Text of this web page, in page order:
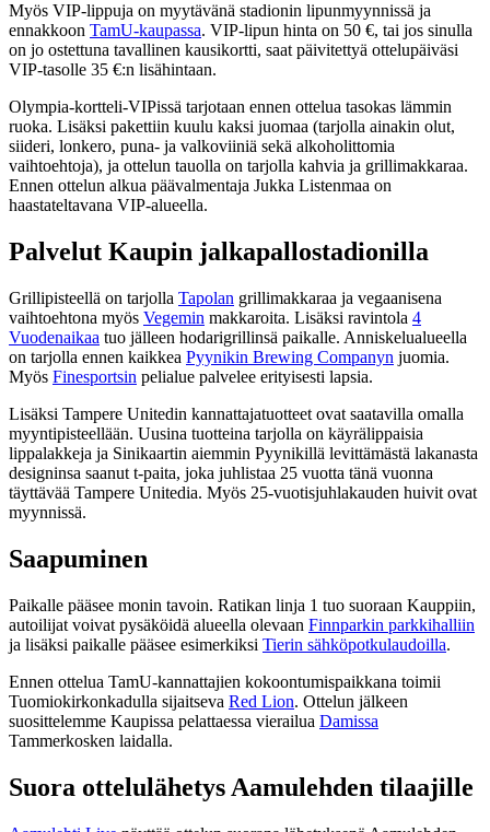
Myös VIP-lippuja on myytävänä stadionin lipunmyynnissä ja
ennakkoon TamU-kaupassa. VIP-lipun hinta on 50 €, tai jos sinulla
on jo ostettuna tavallinen kausikortti, saat päivitettyä ottelupäiväsi
VIP-tasolle 35 €:n lisähintaan.
Olympia-kortteli-VIPissä tarjotaan ennen ottelua tasokas lämmin
ruoka. Lisäksi pakettiin kuulu kaksi juomaa (tarjolla ainakin olut,
siideri, lonkero, puna- ja valkoviiniä sekä alkoholittomia
vaihtoehtoja), ja ottelun tauolla on tarjolla kahvia ja grillimakkaraa.
Ennen ottelun alkua päävalmentaja Jukka Listenmaa on
haastateltavana VIP-alueella.
Palvelut Kaupin jalkapallostadionilla
Grillipisteellä on tarjolla Tapolan grillimakkaraa ja vegaanisena
vaihtoehtona myös Vegemin makkaroita. Lisäksi ravintola 4
Vuodenaikaa tuo jälleen hodarigrillinsä paikalle. Anniskelualueella
on tarjolla ennen kaikkea Pyynikin Brewing Companyn juomia.
Myös Finesportsin pelialue palvelee erityisesti lapsia.
Lisäksi Tampere Unitedin kannattajatuotteet ovat saatavilla omalla
myyntipisteellään. Uusina tuotteina tarjolla on käyrälippaisia
lippalakkeja ja Sinikaartin aiemmin Pyynikillä levittämästä lakanasta
designinsa saanut t-paita, joka juhlistaa 25 vuotta tänä vuonna
täyttävää Tampere Unitedia. Myös 25-vuotisjuhlakauden huivit ovat
myynnissä.
Saapuminen
Paikalle pääsee monin tavoin. Ratikan linja 1 tuo suoraan Kauppiin,
autoilijat voivat pysäköidä alueella olevaan Finnparkin parkkihalliin
ja lisäksi paikalle pääsee esimerkiksi Tierin sähköpotkulaudoilla.
Ennen ottelua TamU-kannattajien kokoontumispaikkana toimii
Tuomiokirkonkadulla sijaitseva Red Lion. Ottelun jälkeen
suosittelemme Kaupissa pelattaessa vierailua Damissa
Tammerkosken laidalla.
Suora ottelulähetys Aamulehden tilaajille